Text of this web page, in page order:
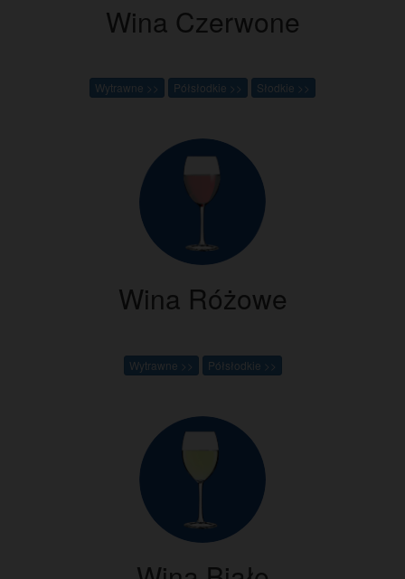
Wina Czerwone
Wytrawne >> Półsłodkie >> Słodkie >>
Wina Różowe
Wytrawne >> Półsłodkie >>